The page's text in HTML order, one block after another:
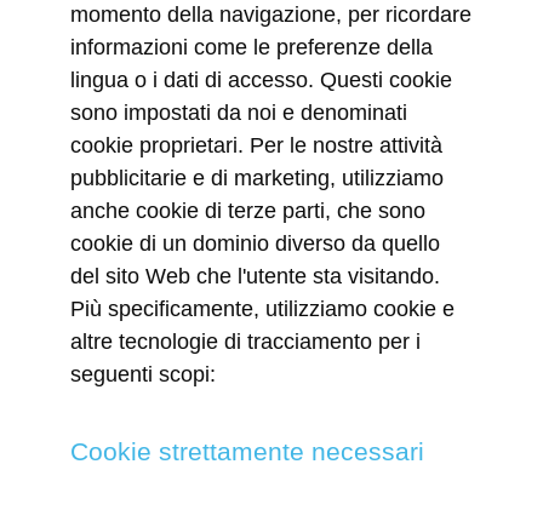
momento della navigazione, per ricordare
informazioni come le preferenze della
lingua o i dati di accesso. Questi cookie
sono impostati da noi e denominati
cookie proprietari. Per le nostre attività
pubblicitarie e di marketing, utilizziamo
anche cookie di terze parti, che sono
cookie di un dominio diverso da quello
del sito Web che l'utente sta visitando.
Più specificamente, utilizziamo cookie e
altre tecnologie di tracciamento per i
seguenti scopi:
Cookie strettamente necessari